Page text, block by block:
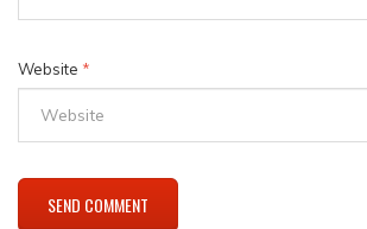
Website *